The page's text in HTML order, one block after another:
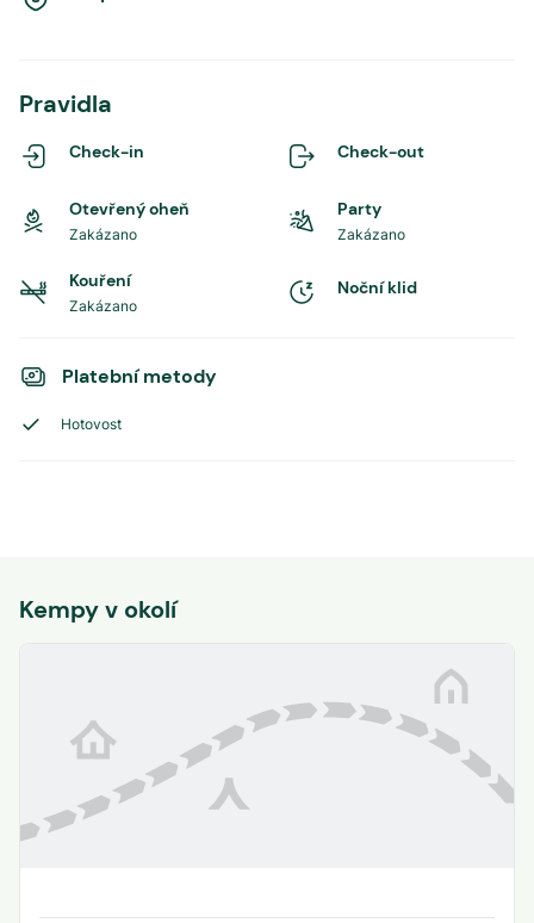
Pravidla
Check-in Check-out
Otevřený oheň
Zakázano
Party
Zakázano
Kouření
Zakázano
Noční klid
Platební metody
Hotovost
Kempy v okolí